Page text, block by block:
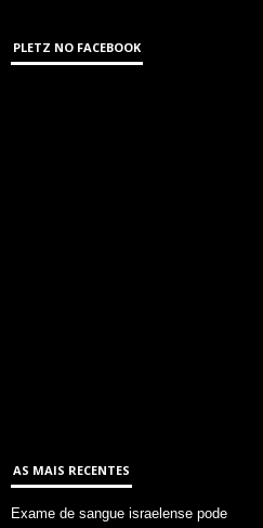
PLETZ NO FACEBOOK
AS MAIS RECENTES
Exame de sangue israelense pode